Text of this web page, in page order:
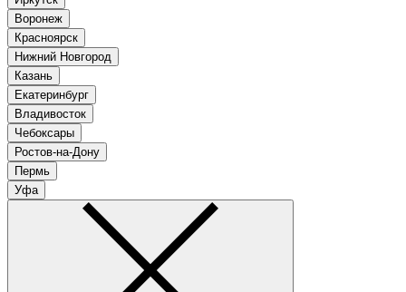
Воронеж
Красноярск
Нижний Новгород
Казань
Екатеринбург
Владивосток
Чебоксары
Ростов-на-Дону
Пермь
Уфа